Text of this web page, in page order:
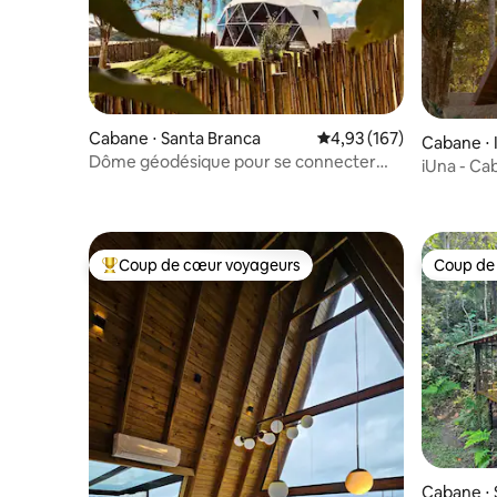
Cabane ⋅ Santa Branca Évaluation moyenne
4,93 (167)
Dôme géodésique pour se connecter
Cabane ⋅
iUna -
Coups de cœur voyageurs les plus appréciés
Coup de cœur voyageurs Coup
Coup
Cabane ⋅